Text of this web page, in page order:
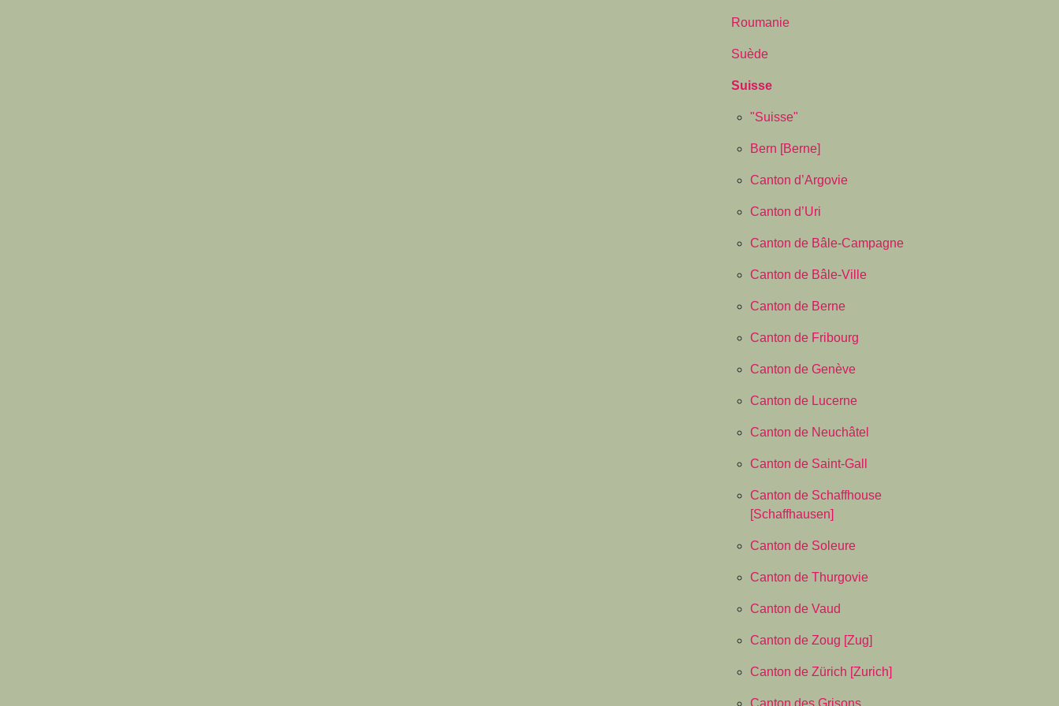
Roumanie
Suède
Suisse
"Suisse"
Bern [Berne]
Canton d’Argovie
Canton d’Uri
Canton de Bâle-Campagne
Canton de Bâle-Ville
Canton de Berne
Canton de Fribourg
Canton de Genève
Canton de Lucerne
Canton de Neuchâtel
Canton de Saint-Gall
Canton de Schaffhouse
[Schaffhausen]
Canton de Soleure
Canton de Thurgovie
Canton de Vaud
Canton de Zoug [Zug]
Canton de Zürich [Zurich]